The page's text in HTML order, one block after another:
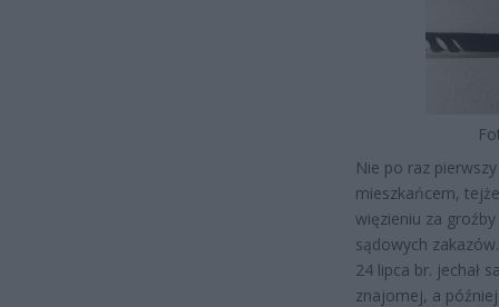
Nie po raz
mieszkańcem,
więzieniu za
sądowych
24 lipca br. jechał
znajomej, a później